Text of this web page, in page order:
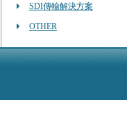
SDI傳輸解決方案
OTHER